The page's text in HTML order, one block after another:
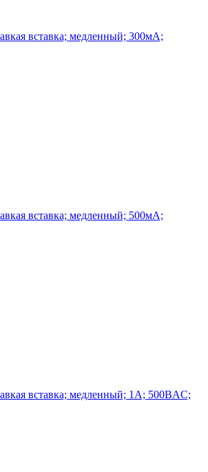
вставка; медленный; 300мА;
вставка; медленный; 500мА;
вставка; медленный; 1А; 500ВAC;